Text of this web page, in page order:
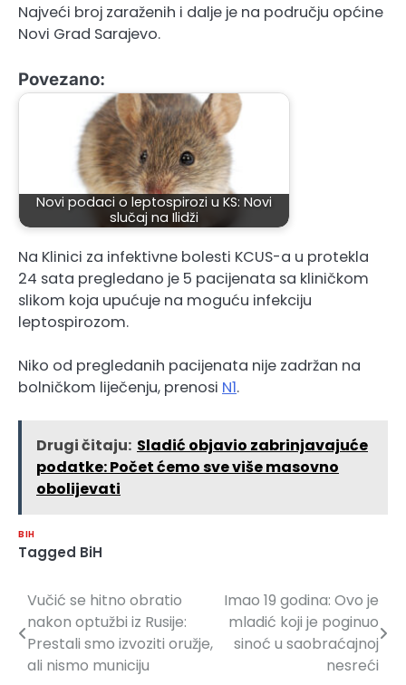
Najveći broj zaraženih i dalje je na području općine
Novi Grad Sarajevo.
Povezano:
Novi podaci o leptospirozi u KS: Novi
slučaj na Ilidži
Na Klinici za infektivne bolesti KCUS-a u protekla
24 sata pregledano je 5 pacijenata sa kliničkom
slikom koja upućuje na moguću infekciju
leptospirozom.
Niko od pregledanih pacijenata nije zadržan na
bolničkom liječenju, prenosi N1.
Drugi čitaju: Sladić objavio zabrinjavajuće
podatke: Počet ćemo sve više masovno
obolijevati
BIH
Tagged BiH
Navigacija
članaka
Vučić se hitno obratio
nakon optužbi iz Rusije:
Prestali smo izvoziti oružje,
ali nismo municiju
Imao 19 godina: Ovo je
mladić koji je poginuo
sinoć u saobraćajnoj
nesreći